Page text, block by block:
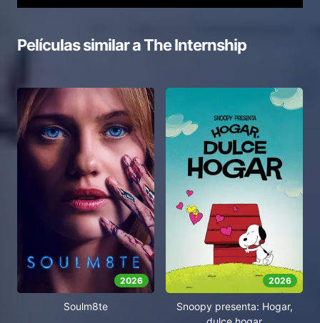
Películas similar aThe Internship
2026
Soulm8te
2026
Snoopy presenta: Hogar,